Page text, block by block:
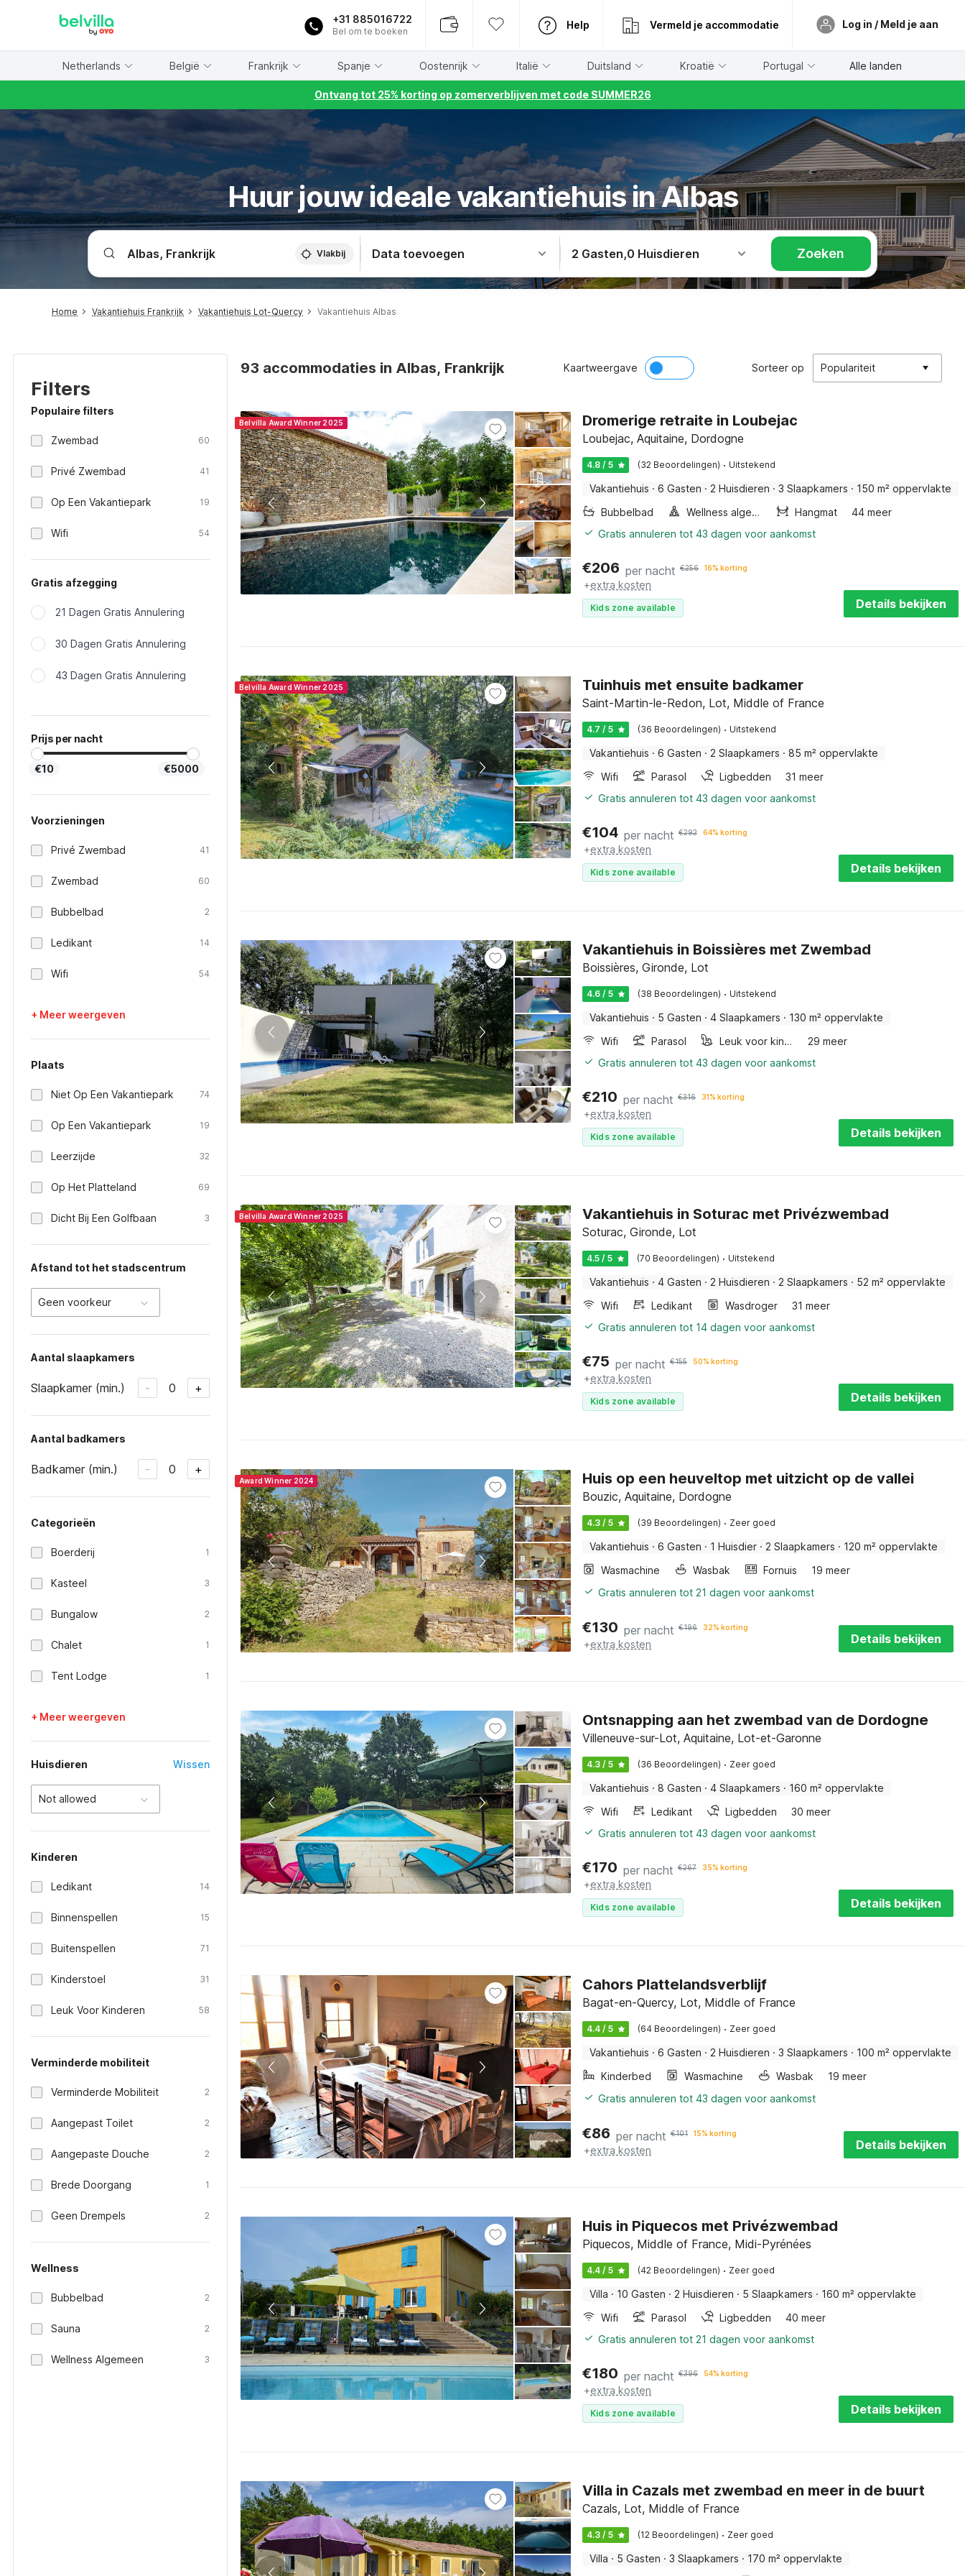
+31 885016722
Bel om te boeken
Help Vermeld je accommodatie Log in / Meld je aan
Netherlands België Frankrijk Spanje Oostenrijk Italië Duitsland Kroatië Portugal Alle landen
Ontvang tot 25% korting op zomerverblijven met code SUMMER26
Huur jouw ideale vakantiehuis in Albas
Vlakbij Data toevoegen 2 Gasten,0 Huisdieren Zoeken
Home Vakantiehuis Frankrijk Vakantiehuis Lot-Quercy Vakantiehuis Albas
Filters
Populaire filters
Zwembad 60
Privé Zwembad 41
Op Een Vakantiepark 19
Wifi 54
Gratis afzegging
21 Dagen Gratis Annulering
30 Dagen Gratis Annulering
43 Dagen Gratis Annulering
Prijs per nacht
€10 €5000
Voorzieningen
Privé Zwembad 41
Zwembad 60
Bubbelbad 2
Ledikant 14
Wifi 54
+ Meer weergeven
Plaats
Niet Op Een Vakantiepark 74
Op Een Vakantiepark 19
Leerzijde 32
Op Het Platteland 69
Dicht Bij Een Golfbaan 3
Afstand tot het stadscentrum
Geen voorkeur
Aantal slaapkamers
Slaapkamer (min.) - 0 +
Aantal badkamers
Badkamer (min.) - 0 +
Categorieën
Boerderij 1
Kasteel 3
Bungalow 2
Chalet 1
Tent Lodge 1
+ Meer weergeven
Huisdieren Wissen
Not allowed
Kinderen
Ledikant 14
Binnenspellen 15
Buitenspellen 71
Kinderstoel 31
Leuk Voor Kinderen 58
Verminderde mobiliteit
Verminderde Mobiliteit 2
Aangepast Toilet 2
Aangepaste Douche 2
Brede Doorgang 1
Geen Drempels 2
Wellness
Bubbelbad 2
Sauna 2
Wellness Algemeen 3
93 accommodaties in Albas, Frankrijk Kaartweergave Sorteer op Populariteit
Belvilla Award Winner 2025 Dromerige retraite in Loubejac
Loubejac, Aquitaine, Dordogne
4.8 / 5 (32 Beoordelingen) · Uitstekend
Vakantiehuis · 6 Gasten · 2 Huisdieren · 3 Slaapkamers · 150 m² oppervlakte
Bubbelbad
Wellness algemeen Hangmat
44 meer
Gratis annuleren tot 43 dagen voor aankomst
€206 per nacht €256 16% korting
+extra kosten
Kids zone available Details bekijken
Belvilla Award Winner 2025 Tuinhuis met ensuite badkamer
Saint-Martin-le-Redon, Lot, Middle of France
4.7 / 5 (36 Beoordelingen) · Uitstekend
Vakantiehuis · 6 Gasten · 2 Slaapkamers · 85 m² oppervlakte
Wifi
Parasol Ligbedden
31 meer
Gratis annuleren tot 43 dagen voor aankomst
€104 per nacht €292 64% korting
+extra kosten
Kids zone available Details bekijken
Vakantiehuis in Boissières met Zwembad
Boissières, Gironde, Lot
4.6 / 5 (38 Beoordelingen) · Uitstekend
Vakantiehuis · 5 Gasten · 4 Slaapkamers · 130 m² oppervlakte
Wifi
Parasol Leuk voor kinderen
29 meer
Gratis annuleren tot 43 dagen voor aankomst
€210 per nacht €316 31% korting
+extra kosten
Kids zone available Details bekijken
Belvilla Award Winner 2025 Vakantiehuis in Soturac met Privézwembad
Soturac, Gironde, Lot
4.5 / 5 (70 Beoordelingen) · Uitstekend
Vakantiehuis · 4 Gasten · 2 Huisdieren · 2 Slaapkamers · 52 m² oppervlakte
Wifi
Ledikant Wasdroger
31 meer
Gratis annuleren tot 14 dagen voor aankomst
€75 per nacht €155 50% korting
+extra kosten
Kids zone available Details bekijken
Award Winner 2024 Huis op een heuveltop met uitzicht op de vallei
Bouzic, Aquitaine, Dordogne
4.3 / 5 (39 Beoordelingen) · Zeer goed
Vakantiehuis · 6 Gasten · 1 Huisdier · 2 Slaapkamers · 120 m² oppervlakte
Wasmachine
Wasbak Fornuis
19 meer
Gratis annuleren tot 21 dagen voor aankomst
€130 per nacht €196 32% korting
+extra kosten Details bekijken
Ontsnapping aan het zwembad van de Dordogne
Villeneuve-sur-Lot, Aquitaine, Lot-et-Garonne
4.3 / 5 (36 Beoordelingen) · Zeer goed
Vakantiehuis · 8 Gasten · 4 Slaapkamers · 160 m² oppervlakte
Wifi
Ledikant Ligbedden
30 meer
Gratis annuleren tot 43 dagen voor aankomst
€170 per nacht €267 35% korting
+extra kosten
Kids zone available Details bekijken
Cahors Plattelandsverblijf
Bagat-en-Quercy, Lot, Middle of France
4.4 / 5 (64 Beoordelingen) · Zeer goed
Vakantiehuis · 6 Gasten · 2 Huisdieren · 3 Slaapkamers · 100 m² oppervlakte
Kinderbed
Wasmachine Wasbak
19 meer
Gratis annuleren tot 43 dagen voor aankomst
€86 per nacht €101 15% korting
+extra kosten Details bekijken
Huis in Piquecos met Privézwembad
Piquecos, Middle of France, Midi-Pyrénées
4.4 / 5 (42 Beoordelingen) · Zeer goed
Villa · 10 Gasten · 2 Huisdieren · 5 Slaapkamers · 160 m² oppervlakte
Wifi
Parasol Ligbedden
40 meer
Gratis annuleren tot 21 dagen voor aankomst
€180 per nacht €396 54% korting
+extra kosten
Kids zone available Details bekijken
Villa in Cazals met zwembad en meer in de buurt
Cazals, Lot, Middle of France
4.3 / 5 (12 Beoordelingen) · Zeer goed
Villa · 5 Gasten · 3 Slaapkamers · 170 m² oppervlakte